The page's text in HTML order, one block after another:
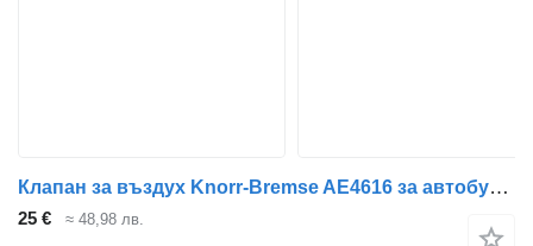
Клапан за въздух Knorr-Bremse AE4616 за автобус Setra
25 € ≈ 48,98 лв.